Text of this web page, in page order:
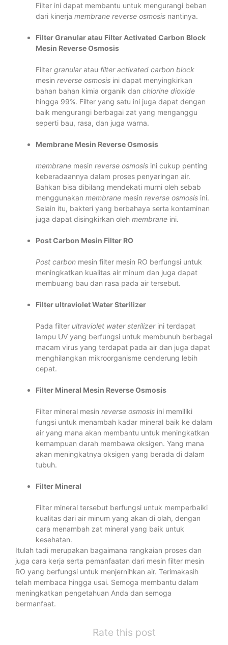
Filter ini dapat membantu untuk mengurangi beban
dari kinerja membrane reverse osmosis nantinya.
Filter Granular atau Filter Activated Carbon Block
Mesin Reverse Osmosis
Filter granularatau filter activated carbon block
mesin reverse osmosis ini dapat menyingkirkan
bahan bahan kimia organik dan chlorine dioxide
hingga 99%. Filter yang satu ini juga dapat dengan
baik mengurangi berbagai zat yang menganggu
seperti bau, rasa, dan juga warna.
Membrane Mesin Reverse Osmosis
membrane mesin reverse osmosis ini cukup penting
keberadaannya dalam proses penyaringan air.
Bahkan bisa dibilang mendekati murni oleh sebab
menggunakan membrane mesin reverse osmosis ini.
Selain itu, bakteri yang berbahaya serta kontaminan
juga dapat disingkirkan oleh membrane ini.
Post Carbon Mesin Filter RO
Post carbon mesin filter mesin RO berfungsi untuk
meningkatkan kualitas air minum dan juga dapat
membuang bau dan rasa pada air tersebut.
Filter ultraviolet Water Sterilizer
Pada filter ultraviolet water sterilizerini terdapat
lampu UV yang berfungsi untuk membunuh berbagai
macam virus yang terdapat pada air dan juga dapat
menghilangkan mikroorganisme cenderung lebih
cepat.
Filter Mineral Mesin Reverse Osmosis
Filter mineral mesin reverse osmosis ini memiliki
fungsi untuk menambah kadar mineral baik ke dalam
air yang mana akan membantu untuk meningkatkan
kemampuan darah membawa oksigen. Yang mana
akan meningkatnya oksigen yang berada di dalam
tubuh.
Filter Mineral
Filter mineral tersebut berfungsi untuk memperbaiki
kualitas dari air minum yang akan di olah, dengan
cara menambah zat mineral yang baik untuk
kesehatan.
Itulah tadi merupakan bagaimana rangkaian proses dan
juga cara kerja serta pemanfaatan dari mesin filter mesin
RO yang berfungsi untuk menjernihkan air. Terimakasih
telah membaca hingga usai. Semoga membantu dalam
meningkatkan pengetahuan Anda dan semoga
bermanfaat.
Rate this post